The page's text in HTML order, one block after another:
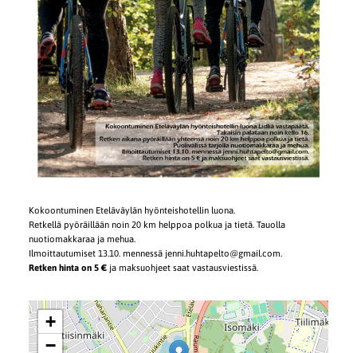
Kokoontuminen Eteläväylän hyönteishotellin luona.
Retkellä pyöräillään noin 20 km helppoa polkua ja tietä. Tauolla
nuotiomakkaraa ja mehua.
Ilmoittautumiset 13.10. mennessä jenni.huhtapelto@gmail.com.
Retken hinta on 5 € ja maksuohjeet saat vastausviestissä.
+
−